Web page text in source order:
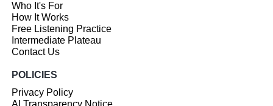
Who It's For
How It Works
Free Listening Practice
Intermediate Plateau
Contact Us
POLICIES
Privacy Policy
AI Transparency Notice